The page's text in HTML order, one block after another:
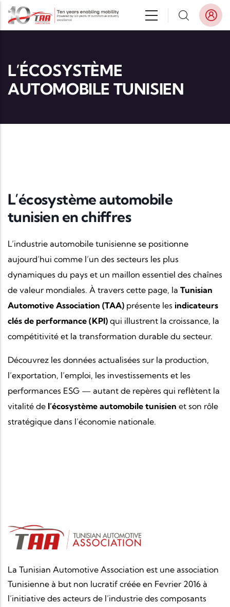
Aller au contenu principal
L’ÉCOSYSTÈME
AUTOMOBILE TUNISIEN
L’écosystème automobile
tunisien en chiffres
L’industrie automobile tunisienne se positionne
aujourd’hui comme l’un des secteurs les plus
dynamiques du pays et un maillon essentiel des chaînes
de valeur mondiales. À travers cette page, la Tunisian
Automotive Association (TAA) présente les indicateurs
clés de performance (KPI) qui illustrent la croissance, la
compétitivité et la transformation durable du secteur.
Découvrez les données actualisées sur la production,
l’exportation, l’emploi, les investissements et les
performances ESG — autant de repères qui reflètent la
vitalité de l’écosystème automobile tunisien et son rôle
stratégique dans l’économie nationale.
La Tunisian Automotive Association est une association
Tunisienne à but non lucratif créée en Fevrier 2016 à
l’initiative des acteurs de l’industrie des composants